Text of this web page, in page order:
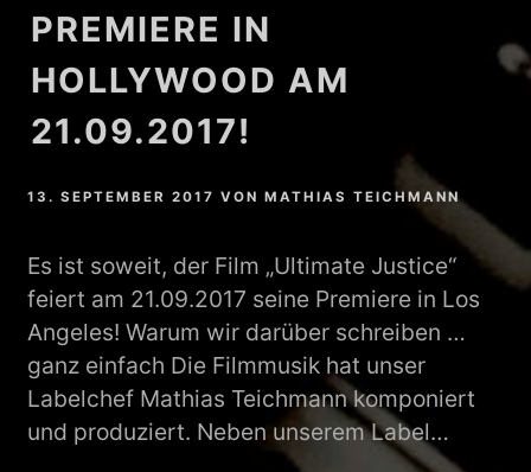
PREMIERE IN
HOLLYWOOD AM
21.09.2017!
13. SEPTEMBER 2017 VONMATHIAS TEICHMANN
Es ist soweit, der Film „Ultimate Justice“
feiert am 21.09.2017 seine Premiere in Los
Angeles! Warum wir darüber schreiben …
ganz einfach Die Filmmusik hat unser
Labelchef Mathias Teichmann komponiert
und produziert. Neben unserem Label…